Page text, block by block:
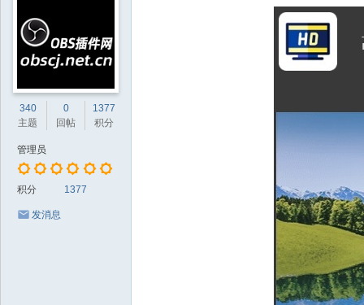
340
主题
0
回帖
1377
积分
管理员
积分 1377
发消息